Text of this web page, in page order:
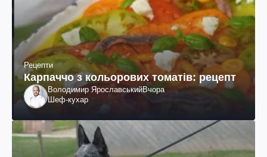
Рецепти
Карпаччо з кольорових томатів: рецепт
Володимир ЯрославськийВчора
Шеф-кухар